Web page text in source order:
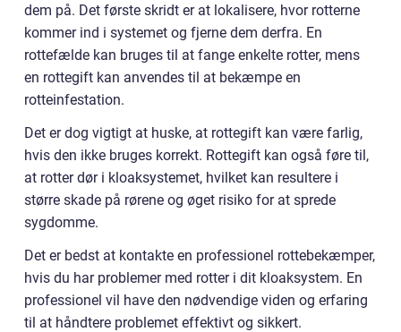
dem på. Det første skridt er at lokalisere, hvor rotterne
kommer ind i systemet og fjerne dem derfra. En
rottefælde kan bruges til at fange enkelte rotter, mens
en rottegift kan anvendes til at bekæmpe en
rotteinfestation.
Det er dog vigtigt at huske, at rottegift kan være farlig,
hvis den ikke bruges korrekt. Rottegift kan også føre til,
at rotter dør i kloaksystemet, hvilket kan resultere i
større skade på rørene og øget risiko for at sprede
sygdomme.
Det er bedst at kontakte en professionel rottebekæmper,
hvis du har problemer med rotter i dit kloaksystem. En
professionel vil have den nødvendige viden og erfaring
til at håndtere problemet effektivt og sikkert.